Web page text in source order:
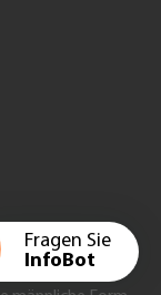
Fragen Sie
InfoBot